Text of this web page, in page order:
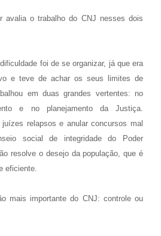
avalia o trabalho do CNJ nesses dois
foi de se organizar, já que era
e teve de achar os seus limites de
em duas grandes vertentes: no
e no planejamento da Justiça.
juízes relapsos e anular concursos mal
social de integridade do Poder
resolve o desejo da população, que é
eficiente.
mais importante do CNJ: controle ou